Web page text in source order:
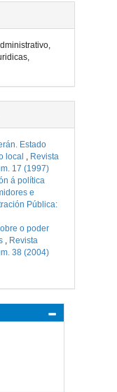
Estado
local , Revista
17 (1997)
á política
e
Pública:
o poder
, Revista
38 (2004)